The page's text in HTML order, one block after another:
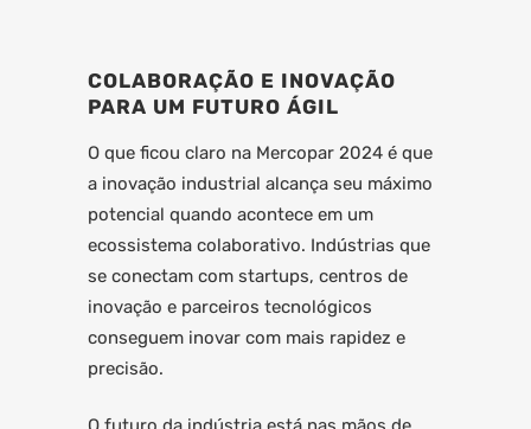
COLABORAÇÃO E INOVAÇÃO
PARA UM FUTURO ÁGIL
O que ficou claro na Mercopar 2024 é que
a inovação industrial alcança seu máximo
potencial quando acontece em um
ecossistema colaborativo. Indústrias que
se conectam com startups, centros de
inovação e parceiros tecnológicos
conseguem inovar com mais rapidez e
precisão.